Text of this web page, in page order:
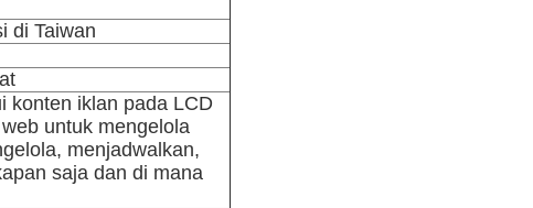
di Taiwan
konten iklan pada LCD
untuk mengelola
menjadwalkan,
saja dan di mana